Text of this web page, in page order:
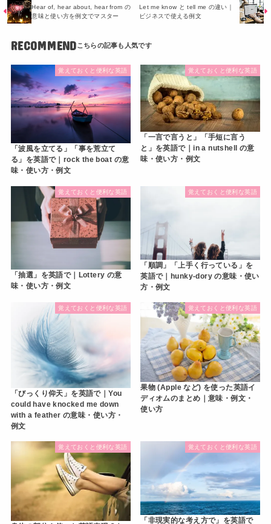
Hear of, hear about, hear from の
意味と使い方を例文でマスター
Let me know と tell me の違い｜
ビジネスで使える例文
RECOMMEND
覚えておくと便利な英語
「波風を立てる」「事を荒立て
る」を英語で｜rock the boat の意
味・使い方・例文
覚えておくと便利な英語
「一言で言うと」「手短に言う
と」を英語で｜in a nutshell の意
味・使い方・例文
覚えておくと便利な英語
「抽選」を英語で｜Lottery の意
味・使い方・例文
覚えておくと便利な英語
「順調」「上手く行っている」を
英語で｜hunky-dory の意味・使い
方・例文
覚えておくと便利な英語
「びっくり仰天」を英語で｜You
could have knocked me down
with a feather の意味・使い方・
例文
覚えておくと便利な英語
果物 (Apple など) を使った英語イ
ディオムのまとめ｜意味・例文・
使い方
覚えておくと便利な英語 覚えておくと便利な英語
「非現実的な考え方で」を英語で